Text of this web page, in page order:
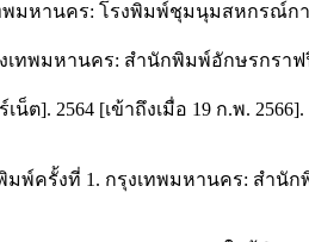
หานคร: โรงพิมพ์ชุมนุมสหกรณ์การ
ทพมหานคร: สำนักพิมพ์อักษรกราฟ
2564 [เข้าถึงเมื่อ 19 ก.พ. 2566].
พ์ครั้งที่ 1. กรุงเทพมหานคร: สำนั